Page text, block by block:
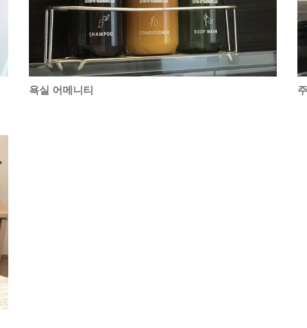
욕실 어메니티